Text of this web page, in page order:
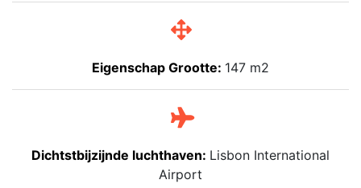
Eigenschap Grootte: 147 m2
Dichtstbijzijnde luchthaven: Lisbon International
Airport